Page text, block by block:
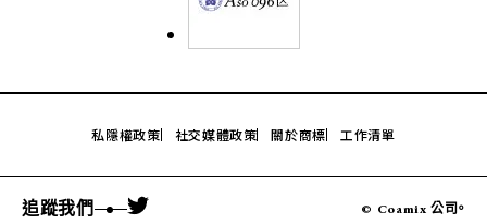
私隱權政策 社交媒體政策 關於商標 工作清單
追蹤我們 © Coamix 公司。